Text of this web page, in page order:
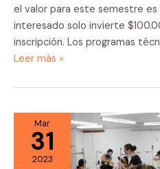
el valor para este semestre
interesado solo invierte
inscripción. Los programas
Abiertas
inscripciones
Leer más »
Mar
31
2023